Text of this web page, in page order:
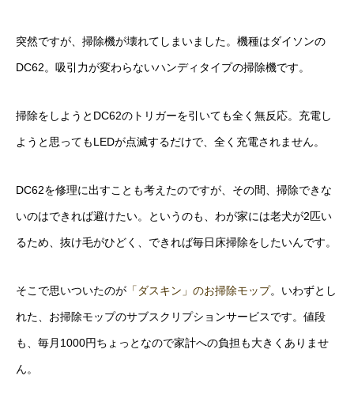
突然ですが、掃除機が壊れてしまいました。機種はダイソンの
DC62。吸引力が変わらないハンディタイプの掃除機です。
掃除をしようとDC62のトリガーを引いても全く無反応。充電し
ようと思ってもLEDが点滅するだけで、全く充電されません。
DC62を修理に出すことも考えたのですが、その間、掃除できな
いのはできれば避けたい。というのも、わが家には老犬が2匹い
るため、抜け毛がひどく、できれば毎日床掃除をしたいんです。
そこで思いついたのが 「ダスキン」のお掃除モップ。いわずとし
れた、お掃除モップのサブスクリプションサービスです。値段
も、毎月1000円ちょっとなので家計への負担も大きくありませ
ん。